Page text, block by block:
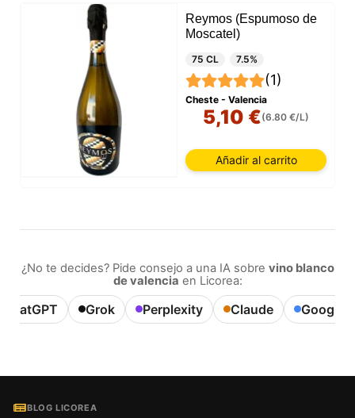
Reymos (Espumoso de
Moscatel)
75 CL 7.5%
(1)
Cheste - Valencia
5,10 €(6.80 €/L)
Añadir al carrito
¿No te decides? Pide consejo a una IA sobre vino blanco
de valencia en Licorea:
ChatGPT Grok Perplexity Claude Google
BLOG LICOREA